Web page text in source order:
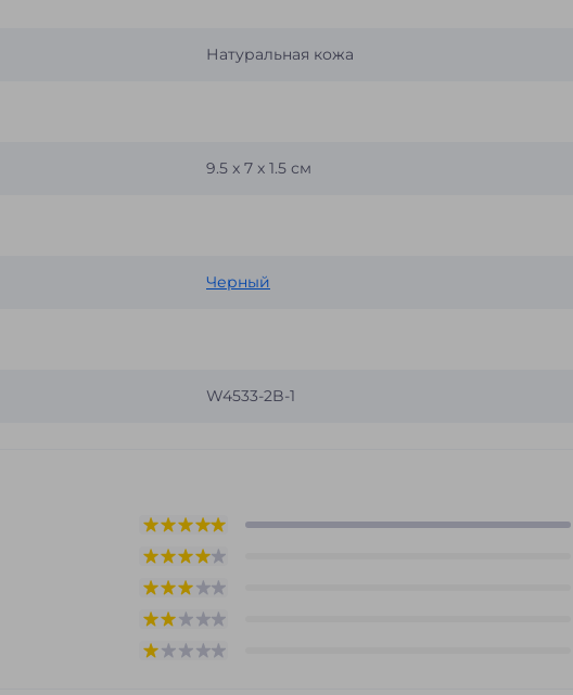
Натуральная кожа
9.5 x 7 x 1.5 см
Черный
W4533-2B-1